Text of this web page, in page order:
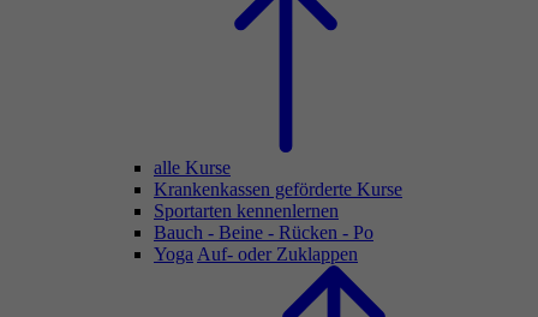
alle Kurse
Krankenkassen geförderte Kurse
Sportarten kennenlernen
Bauch - Beine - Rücken - Po
Yoga Auf- oder Zuklappen